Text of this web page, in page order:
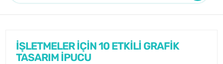
İŞLETMELER İÇİN 10 ETKİLİ GRAFİK
TASARIM İPUCU